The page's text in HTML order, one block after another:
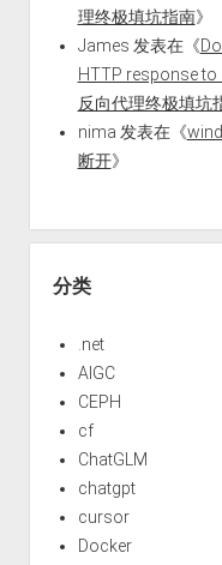
理终极填坑指南》
James 发表在《
HTTP response
反向代理终极填坑
nima 发表在《
断开》
分类
.net
AIGC
CEPH
cf
ChatGLM
chatgpt
cursor
Docker